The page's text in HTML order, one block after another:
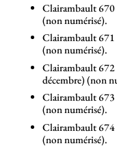
Clairambault 670
(non numérisé).
Clairambault
(non numérisé).
Clairambault
décembre) (non
Clairambault
(non numérisé).
Clairambault 674
(non numérisé).